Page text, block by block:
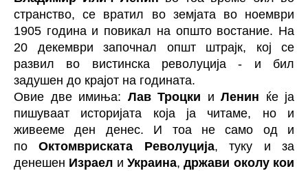
странство, се вратил во земјата во ноември
1905 година и повикал на општо востание. На
20 декември започнал општ штрајк, кој се
развил во вистинска револуција - и бил
задушен до крајот на годината.
Овие две имиња: Лав Троцки и Ленин ќе ја
пишуваат историјата која ја читаме, но и
живееме ден денес. И тоа не само од и
по
Октомвриската Револуција, туку и за
денешен Израел и Украина, држави околу кои